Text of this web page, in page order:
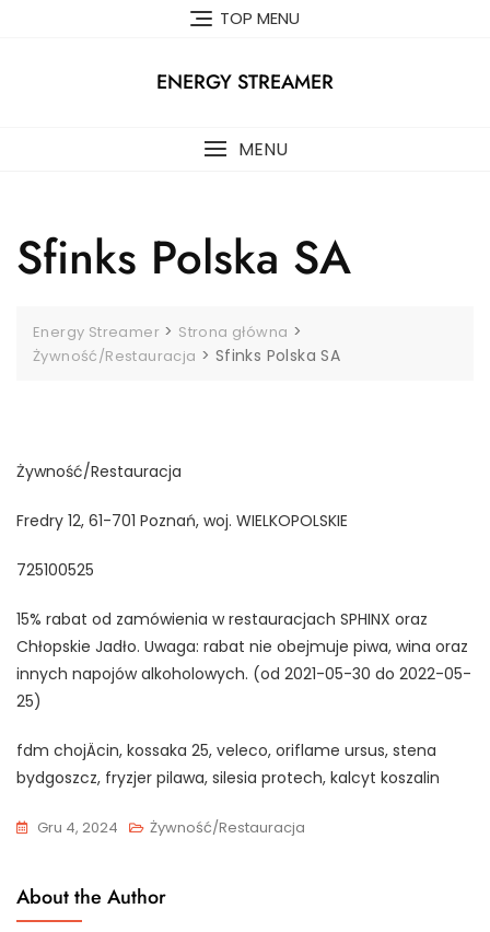
TOP MENU
ENERGY STREAMER
MENU
Sfinks Polska SA
Energy Streamer > Strona główna >
Żywność/Restauracja > Sfinks Polska SA
Żywność/Restauracja
Fredry 12, 61-701 Poznań, woj. WIELKOPOLSKIE
725100525
15% rabat od zamówienia w restauracjach SPHINX oraz
Chłopskie Jadło. Uwaga: rabat nie obejmuje piwa, wina oraz
innych napojów alkoholowych. (od 2021-05-30 do 2022-05-
25)
fdm chojÄcin, kossaka 25, veleco, oriflame ursus, stena
bydgoszcz, fryzjer pilawa, silesia protech, kalcyt koszalin
Gru 4, 2024 Żywność/Restauracja
About the Author